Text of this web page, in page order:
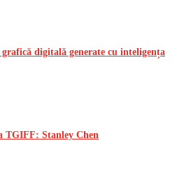
digitală generate cu inteligența
TGIFF: Stanley Chen